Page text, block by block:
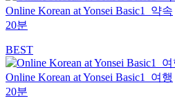
Online Korean at Yonsei Basic1_약속
20분
BEST
Online Korean at Yonsei Basic1_여행
20분